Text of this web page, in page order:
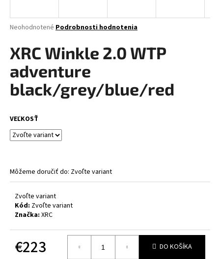
Priemerné
produktu
je
z
5
hviezdičiek.
Neohodnotené Podrobnosti hodnotenia
XRC Winkle 2.0 WTP
adventure
black/grey/blue/red
VEĽKOSŤ
Môžeme doručiť do: Zvoľte variant
Zvoľte variant
Kód: Zvoľte variant
Značka: XRC
€223 DO KOŠÍKA
j
ť
?
d
p
ú
a
m